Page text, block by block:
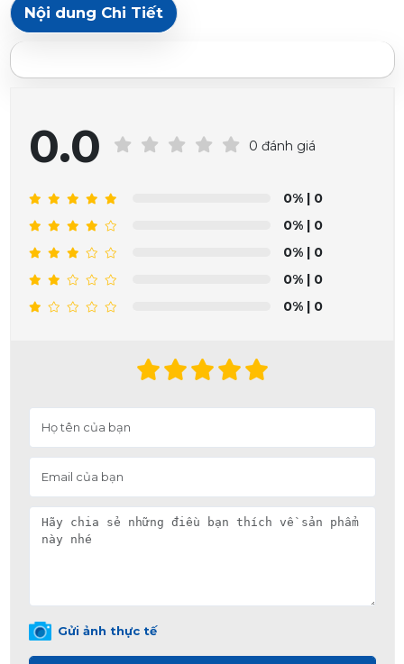
Nội dung Chi Tiết
0.0 0 đánh giá
0% | 0
0% | 0
0% | 0
0% | 0
0% | 0
Gửi ảnh thực tế